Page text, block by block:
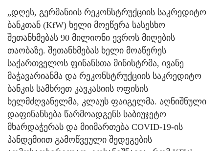
„დღეს, გერმანიის რეკონსტრუქციის საკრედიტო
ბანკთან (KfW) ხელი მოეწერა სასესხო
შეთანხმებას 90 მილიონი ევროს მიღების
თაობაზე. შეთანხმებას ხელი მოაწერეს
საქართველოს ფინანსთა მინისტრმა, ივანე
მაჭავარიანმა და რეკონსტრუქციის საკრედიტო
ბანკის სამხრეთ კავკასიის ოფისის
ხელმძღვანელმა, კლაუს ფაიგელმა. აღნიშნული
დაფინანსება წარმოადგენს საბიუჯეტო
მხარდაჭერას და მიიმართება COVID-19-ის
პანდემიით გამოწვეული შედეგების